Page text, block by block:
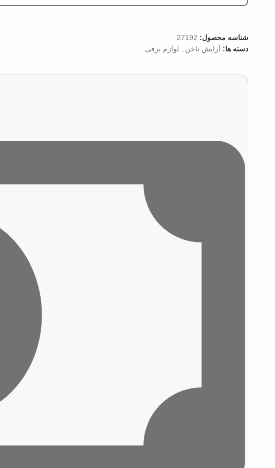
شناسه محصول: 27192
دسته ها: آرایش ناخن
لوازم برقی